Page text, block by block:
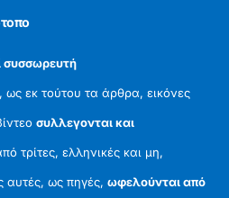
συσσωρευτή
ως εκ τούτου τα άρθρα, εικόνες
συλλεγονται και
τρίτες, ελληνικές και μη,
αυτές, ως πηγές,ωφελούνται από